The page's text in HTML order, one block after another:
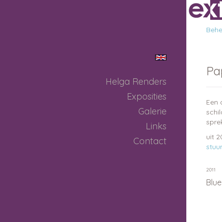
Een
uit
2011
Helga Renders
Exposities
Galerie
Links
Contact